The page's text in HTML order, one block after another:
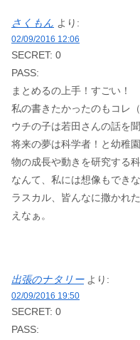
さくもん より:
02/09/2016 12:06
SECRET: 0
PASS:
まとめるの上手！すごい！
私の書きたかったのもコレ（
ウチの子は若田さんの話を
将来の夢は科学者！と幼稚
物の成長や動きを研究する
なんて、私には想像もでき
ラスカル、皆んなに撒かれ
えなぁ。
出張のナタリー より:
02/09/2016 19:50
SECRET: 0
PASS: